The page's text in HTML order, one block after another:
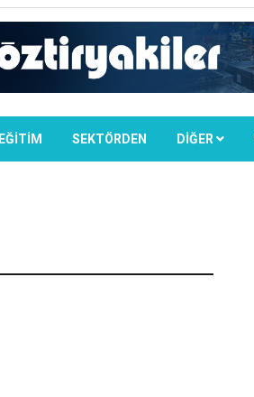
EĞİTİM SEKTÖRDEN DIĞER